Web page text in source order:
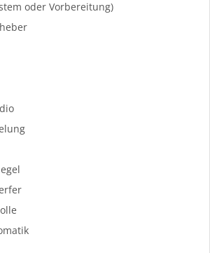
oder Vorbereitung)